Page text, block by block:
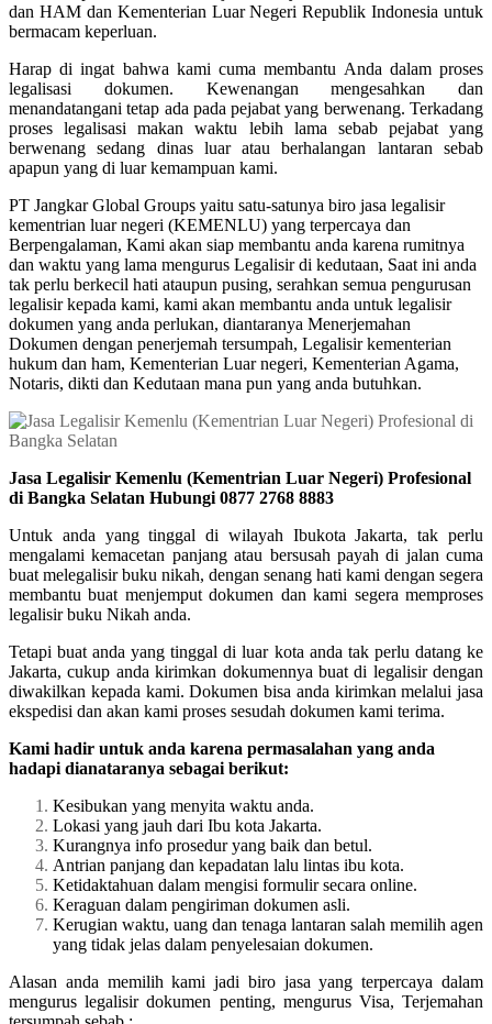
dan HAM dan Kementerian Luar Negeri Republik Indonesia untuk
bermacam keperluan.
Harap di ingat bahwa kami cuma membantu Anda dalam proses
legalisasi dokumen. Kewenangan mengesahkan dan
menandatangani tetap ada pada pejabat yang berwenang. Terkadang
proses legalisasi makan waktu lebih lama sebab pejabat yang
berwenang sedang dinas luar atau berhalangan lantaran sebab
apapun yang di luar kemampuan kami.
PT Jangkar Global Groups yaitu satu-satunya biro jasa legalisir
kementrian luar negeri (KEMENLU) yang terpercaya dan
Berpengalaman, Kami akan siap membantu anda karena rumitnya
dan waktu yang lama mengurus Legalisir di kedutaan, Saat ini anda
tak perlu berkecil hati ataupun pusing, serahkan semua pengurusan
legalisir kepada kami, kami akan membantu anda untuk legalisir
dokumen yang anda perlukan, diantaranya Menerjemahan
Dokumen dengan penerjemah tersumpah, Legalisir kementerian
hukum dan ham, Kementerian Luar negeri, Kementerian Agama,
Notaris, dikti dan Kedutaan mana pun yang anda butuhkan.
Jasa Legalisir Kemenlu (Kementrian Luar Negeri) Profesional
di Bangka Selatan Hubungi 0877 2768 8883
Untuk anda yang tinggal di wilayah Ibukota Jakarta, tak perlu
mengalami kemacetan panjang atau bersusah payah di jalan cuma
buat melegalisir buku nikah, dengan senang hati kami dengan segera
membantu buat menjemput dokumen dan kami segera memproses
legalisir buku Nikah anda.
Tetapi buat anda yang tinggal di luar kota anda tak perlu datang ke
Jakarta, cukup anda kirimkan dokumennya buat di legalisir dengan
diwakilkan kepada kami. Dokumen bisa anda kirimkan melalui jasa
ekspedisi dan akan kami proses sesudah dokumen kami terima.
Kami hadir untuk anda karena permasalahan yang anda
hadapi dianataranya sebagai berikut:
Kesibukan yang menyita waktu anda.
Lokasi yang jauh dari Ibu kota Jakarta.
Kurangnya info prosedur yang baik dan betul.
Antrian panjang dan kepadatan lalu lintas ibu kota.
Ketidaktahuan dalam mengisi formulir secara online.
Keraguan dalam pengiriman dokumen asli.
Kerugian waktu, uang dan tenaga lantaran salah memilih agen
yang tidak jelas dalam penyelesaian dokumen.
Alasan anda memilih kami jadi biro jasa yang terpercaya dalam
mengurus legalisir dokumen penting, mengurus Visa, Terjemahan